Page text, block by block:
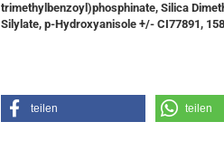
trimethylbenzoyl)phosphinate, Silica
Silylate, p-Hydroxyanisole +/- CI77891,
teilen teilen